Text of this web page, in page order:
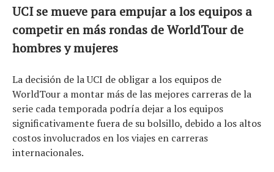
UCI se mueve para empujar a los equipos a
competir en más rondas de WorldTour de
hombres y mujeres
La decisión de la UCI de obligar a los equipos de
WorldTour a montar más de las mejores carreras de la
serie cada temporada podría dejar a los equipos
significativamente fuera de su bolsillo, debido a los altos
costos involucrados en los viajes en carreras
internacionales.